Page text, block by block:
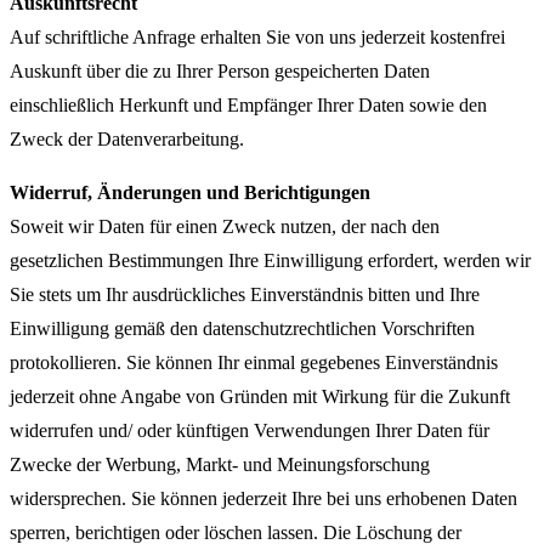
Auf schriftliche Anfrage erhalten Sie von uns jederzeit kostenfrei
Auskunft über die zu Ihrer Person gespeicherten Daten
einschließlich Herkunft und Empfänger Ihrer Daten sowie den
Zweck der Datenverarbeitung.
Widerruf, Änderungen und Berichtigungen
Soweit wir Daten für einen Zweck nutzen, der nach den
gesetzlichen Bestimmungen Ihre Einwilligung erfordert, werden wir
Sie stets um Ihr ausdrückliches Einverständnis bitten und Ihre
Einwilligung gemäß den datenschutzrechtlichen Vorschriften
protokollieren. Sie können Ihr einmal gegebenes Einverständnis
jederzeit ohne Angabe von Gründen mit Wirkung für die Zukunft
widerrufen und/ oder künftigen Verwendungen Ihrer Daten für
Zwecke der Werbung, Markt- und Meinungsforschung
widersprechen. Sie können jederzeit Ihre bei uns erhobenen Daten
sperren, berichtigen oder löschen lassen. Die Löschung der